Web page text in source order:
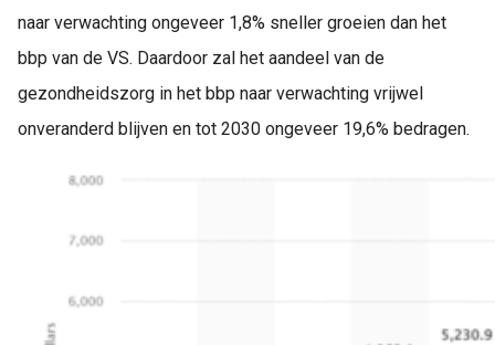
naar verwachting ongeveer 1,8% sneller groeien dan het
bbp van de VS. Daardoor zal het aandeel van de
gezondheidszorg in het bbp naar verwachting vrijwel
onveranderd blijven en tot 2030 ongeveer 19,6% bedragen.